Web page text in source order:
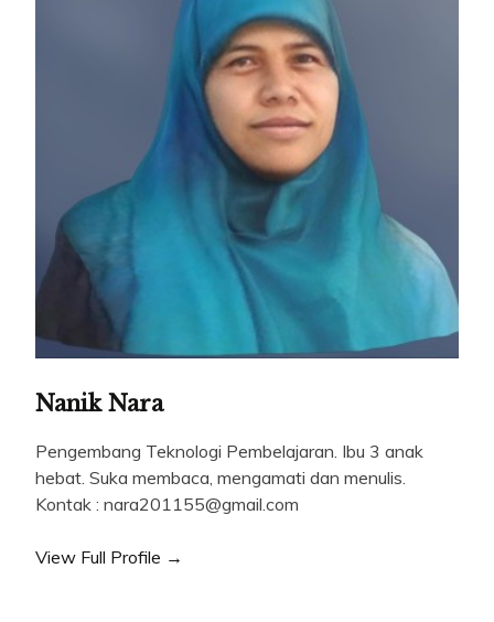
Nanik Nara
Pengembang Teknologi Pembelajaran. Ibu 3 anak
hebat. Suka membaca, mengamati dan menulis.
Kontak : nara201155@gmail.com
View Full Profile →